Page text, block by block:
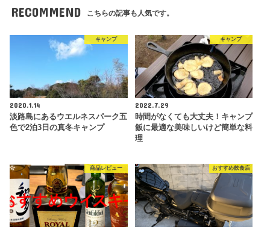
RECOMMEND こちらの記事も人気です。
キャンプ
2020.1.14
淡路島にあるウエルネスパーク五
色で2泊3日の真冬キャンプ
キャンプ
2022.7.29
時間がなくても大丈夫！キャンプ
飯に最適な美味しいけど簡単な料
理
商品レビュー おすすめ飲食店